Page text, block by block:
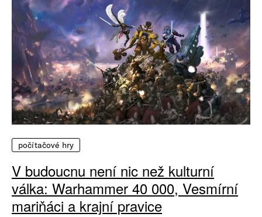
počítačové hry
V budoucnu není nic než kulturní
válka: Warhammer 40 000, Vesmírní
mariňáci a krajní pravice